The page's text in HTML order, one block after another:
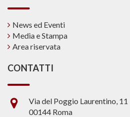
News ed Eventi
Media e Stampa
Area riservata
CONTATTI
Via del Poggio Laurentino, 11
00144 Roma